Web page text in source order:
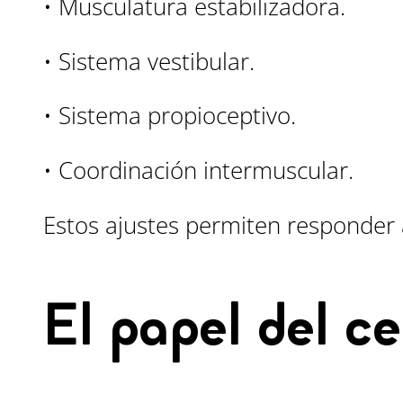
• Musculatura estabilizadora.
• Sistema vestibular.
• Sistema propioceptivo.
• Coordinación intermuscular.
Estos ajustes permiten
El papel del